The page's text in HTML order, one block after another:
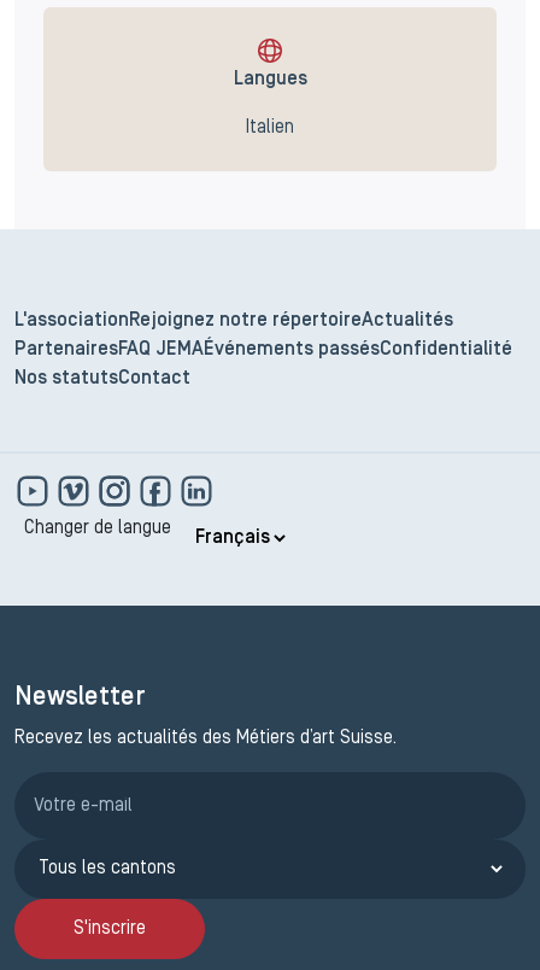
Langues
Italien
L'association Rejoignez notre répertoireActualités
PartenairesFAQ JEMAÉvénements passésConfidentialité
Nos statutsContact
Changer de langue
Newsletter
Recevez les actualités des Métiers d’art Suisse.
S'inscrire